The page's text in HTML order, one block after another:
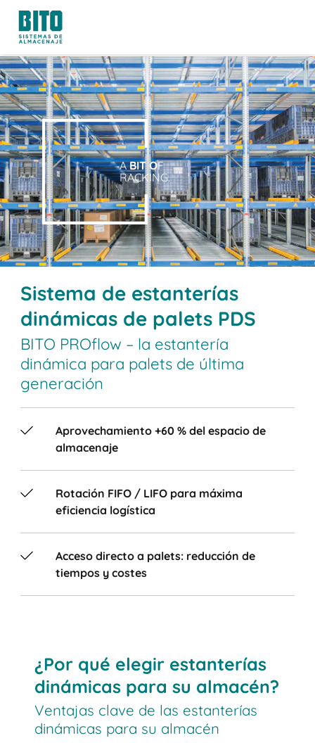
ABIT OF
RACKING.
Sistema de estanterías
dinámicas de palets PDS
BITO PROflow – la estantería
dinámica para palets de última
generación
Aprovechamiento +60 % del espacio de
almacenaje
Rotación FIFO / LIFO para máxima
eficiencia logística
Acceso directo a palets: reducción de
tiempos y costes
¿Por qué elegir estanterías
dinámicas para su almacén?
Ventajas clave de las estanterías
dinámicas para su almacén